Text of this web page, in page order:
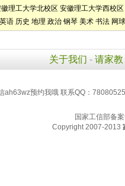
理工大学北校区 安徽理工大学西校区
英语 历史 地理 政治 钢琴 美术 书法 网球
关于我们 - 请家教
ah63wz预约我哦 联系QQ：
国家工信部备
Copyright 2007-2013